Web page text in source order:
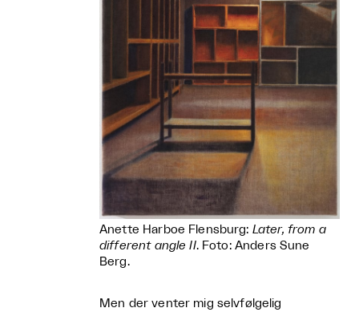
Anette Harboe Flensburg: Later, from a
different angle II. Foto: Anders Sune
Berg.
Men der venter mig selvfølgelig